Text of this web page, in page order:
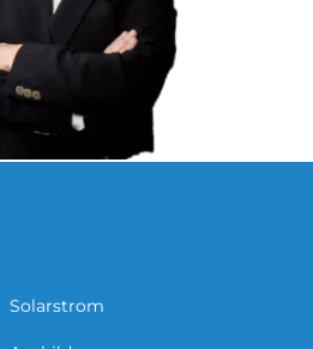
Solarstrom